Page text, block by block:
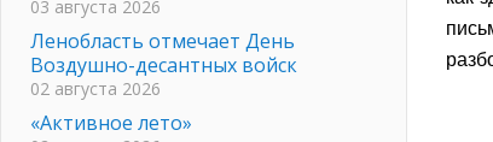
03 августа 2026
Ленобласть отмечает День
Воздушно-десантных войск
02 августа 2026
«Активное лето»